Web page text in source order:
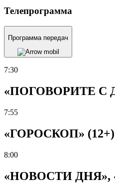
Телепрограмма
Программа передач
7:30
«ПОГОВОРИТЕ С
7:55
«ГОРОСКОП» (12+)
8:00
«НОВОСТИ ДНЯ»,